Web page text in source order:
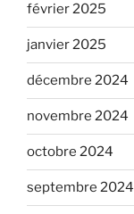
février 2025
janvier 2025
décembre 2024
novembre 2024
octobre 2024
septembre 2024